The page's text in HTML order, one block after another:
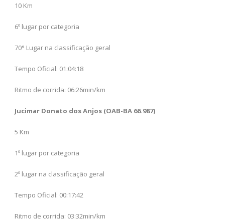
10 Km
6º lugar por categoria
70° Lugar na classificação geral
Tempo Oficial: 01:04:18
Ritmo de corrida: 06:26min/km
Jucimar Donato dos Anjos (OAB-BA 66.987)
5 Km
1º lugar por categoria
2º lugar na classificação geral
Tempo Oficial: 00:17:42
Ritmo de corrida: 03:32min/km